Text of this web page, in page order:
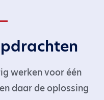
werken voor één
daar de oplossing